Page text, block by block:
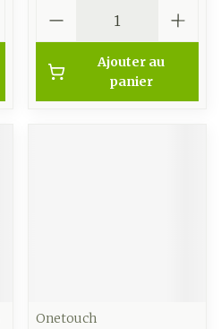
Ajouter au
panier
Onetouch